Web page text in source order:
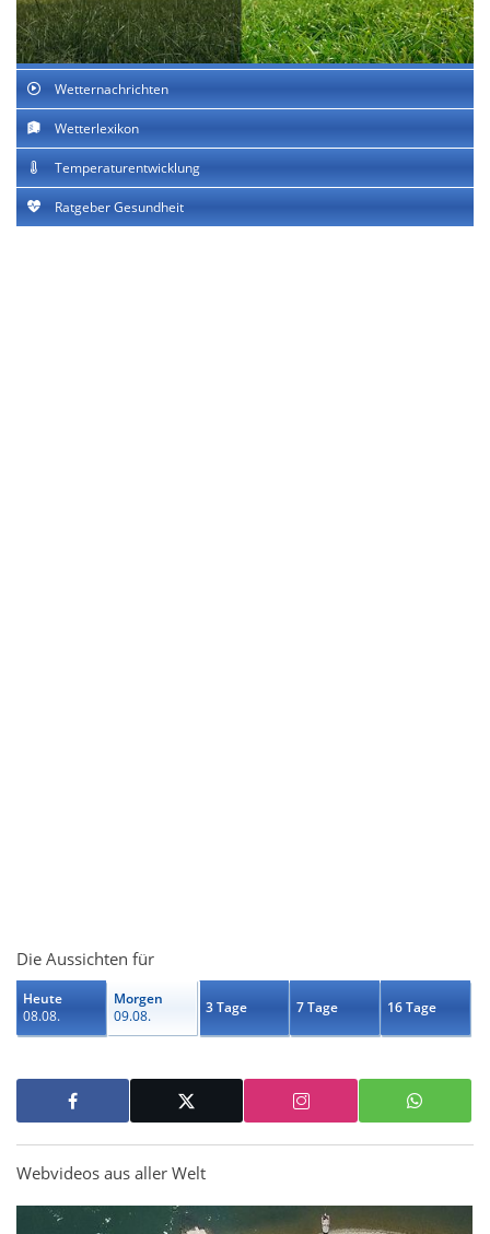
Wetternachrichten
Wetterlexikon
Temperaturentwicklung
Ratgeber Gesundheit
Die Aussichten für
Heute
08.08.
Morgen
09.08.
3 Tage 7 Tage 16 Tage
Webvideos aus aller Welt